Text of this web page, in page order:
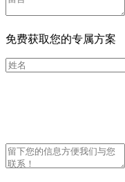
免费获取您的专属方案